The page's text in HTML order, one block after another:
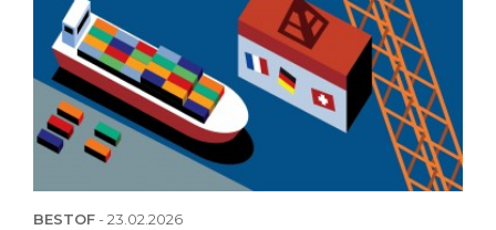
BESTOF-23.02.2026